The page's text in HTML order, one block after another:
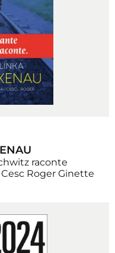
raconte
Cesc Roger Ginette